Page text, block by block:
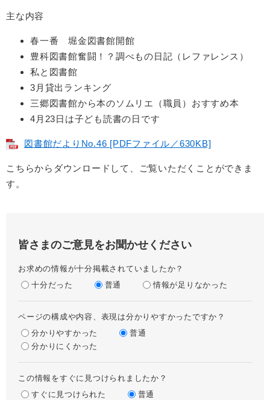
主な内容
春一番 堀金図書館開館
豊科図書館奮闘！？調べもの日記（レファレンス）
私と図書館
3月貸出ランキング
三郷図書館から本のソムリエ（職員）おすすめ本
4月23日は子ども読書の日です
図書館だよりNo.46 [PDFファイル／630KB]
こちらからダウンロードして、ご覧いただくことができま
す。
皆さまのご意見をお聞かせください
お求めの情報が十分掲載されていましたか？
十分だった
普通 情報が足りなかった
ページの構成や内容、表現は分かりやすかったですか？
分かりやすかった
普通
分かりにくかった
この情報をすぐに見つけられましたか？
すぐに見つけられた
普通